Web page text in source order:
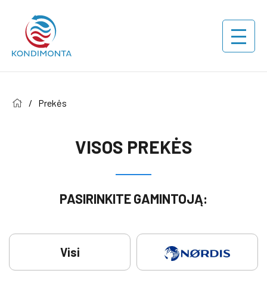
/ Prekės
VISOS PREKĖS
PASIRINKITE GAMINTOJĄ:
Visi